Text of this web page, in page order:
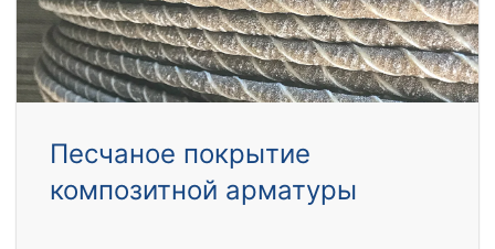
Песчаное покрытие
композитной арматуры